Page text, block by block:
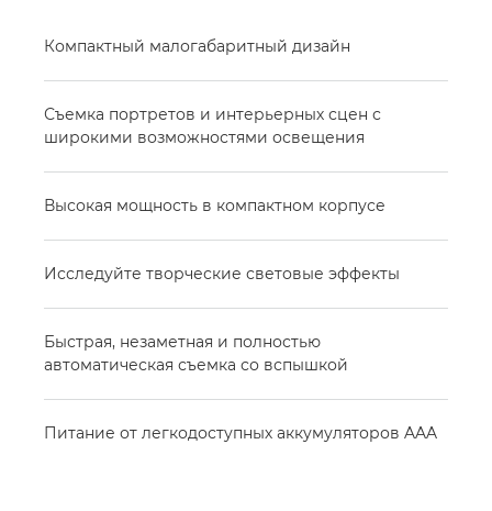
Компактный малогабаритный дизайн
Съемка портретов и интерьерных сцен с
широкими возможностями освещения
Высокая мощность в компактном корпусе
Исследуйте творческие световые эффекты
Быстрая, незаметная и полностью
автоматическая съемка со вспышкой
Питание от легкодоступных аккумуляторов AAA